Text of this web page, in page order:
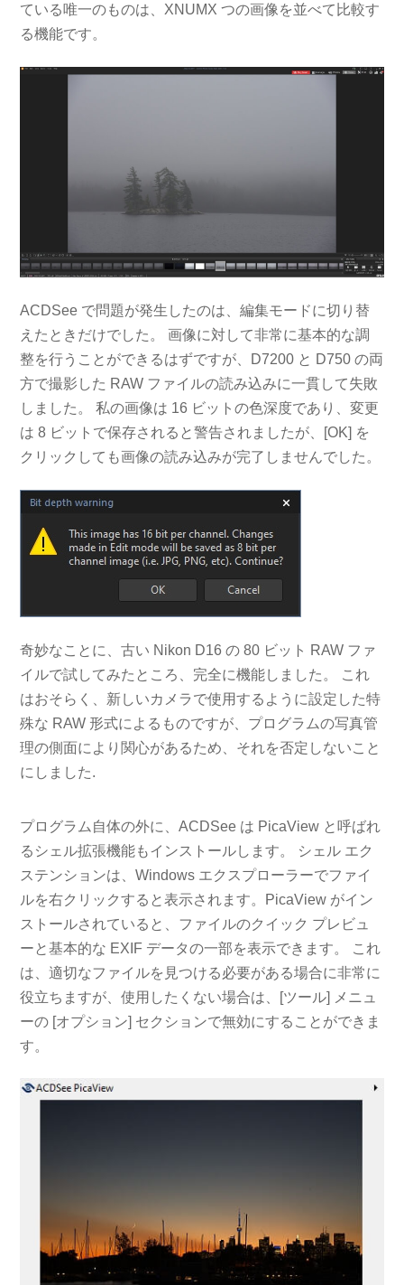
ている唯一のものは、XNUMX つの画像を並べて比較す
る機能です。
ACDSee で問題が発生したのは、編集モードに切り替
えたときだけでした。 画像に対して非常に基本的な調
整を行うことができるはずですが、D7200 と D750 の両
方で撮影した RAW ファイルの読み込みに一貫して失敗
しました。 私の画像は 16 ビットの色深度であり、変更
は 8 ビットで保存されると警告されましたが、[OK] を
クリックしても画像の読み込みが完了しませんでした。
奇妙なことに、古い Nikon D16 の 80 ビット RAW ファ
イルで試してみたところ、完全に機能しました。 これ
はおそらく、新しいカメラで使用するように設定した特
殊な RAW 形式によるものですが、プログラムの写真管
理の側面により関心があるため、それを否定しないこと
にしました.
プログラム自体の外に、ACDSee は PicaView と呼ばれ
るシェル拡張機能もインストールします。 シェル エク
ステンションは、Windows エクスプローラーでファイ
ルを右クリックすると表示されます。PicaView がイン
ストールされていると、ファイルのクイック プレビュ
ーと基本的な EXIF データの一部を表示できます。 これ
は、適切なファイルを見つける必要がある場合に非常に
役立ちますが、使用したくない場合は、[ツール] メニュ
ーの [オプション] セクションで無効にすることができま
す。